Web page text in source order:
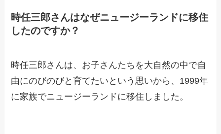
時任三郎さんはなぜニュージーランドに移住
したのですか？
時任三郎さんは、お子さんたちを大自然の中で自
由にのびのびと育てたいという思いから、1999年
に家族でニュージーランドに移住しました。